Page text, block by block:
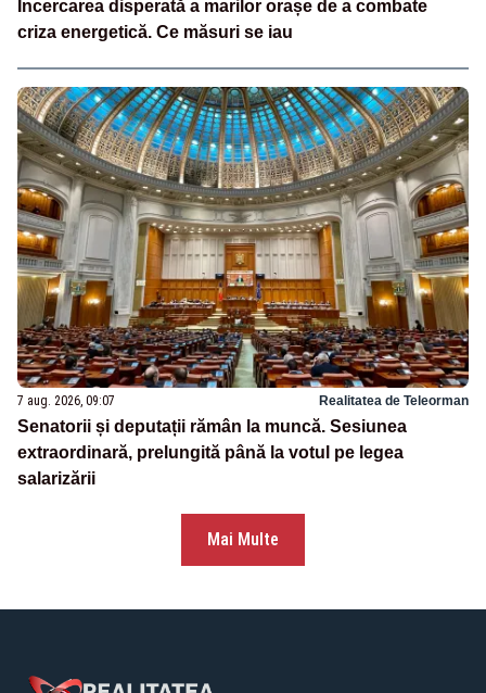
Încercarea disperată a marilor orașe de a combate
criza energetică. Ce măsuri se iau
7 aug. 2026, 09:07 Realitatea de Teleorman
Senatorii și deputații rămân la muncă. Sesiunea
extraordinară, prelungită până la votul pe legea
salarizării
Mai Multe